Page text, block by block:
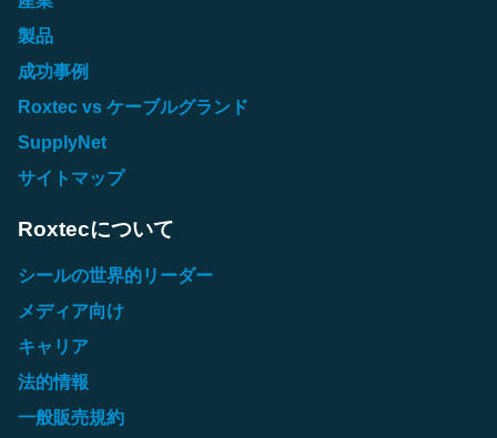
製品
成功事例
Roxtec vs ケーブルグランド
SupplyNet
サイトマップ
Roxtecについて
シールの世界的リーダー
メディア向け
キャリア
法的情報
一般販売規約